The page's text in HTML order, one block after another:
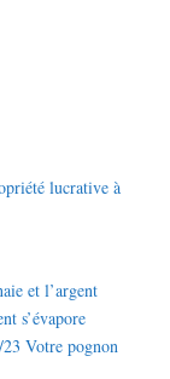
lucrative à
et l’argent
s’évapore
Votre pognon